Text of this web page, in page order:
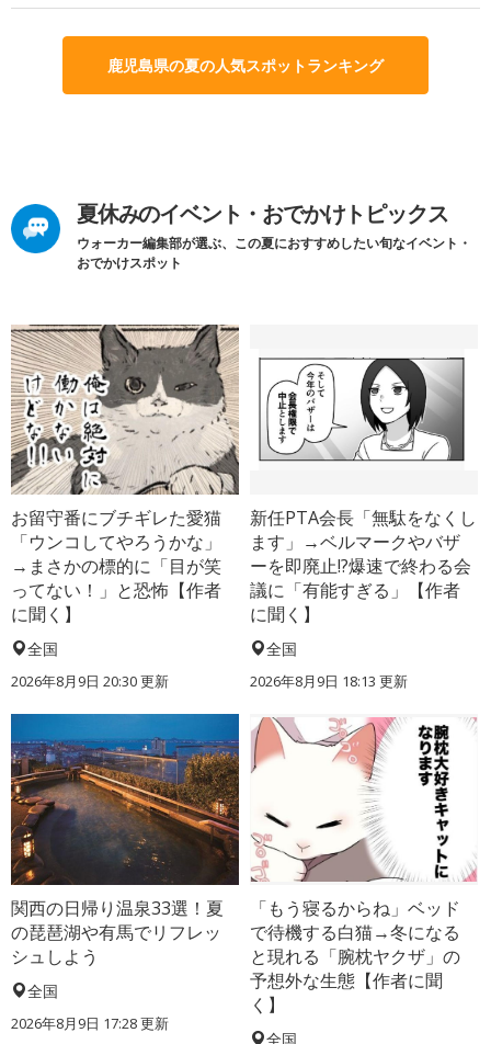
鹿児島県の夏の人気スポットランキング
夏休みのイベント・おでかけトピックス
ウォーカー編集部が選ぶ、この夏におすすめしたい旬なイベント・
おでかけスポット
お留守番にブチギレた愛猫
「ウンコしてやろうかな」
→まさかの標的に「目が笑
ってない！」と恐怖【作者
に聞く】
全国
2026年8月9日 20:30更新
新任PTA会長「無駄をなくし
ます」→ベルマークやバザ
ーを即廃止!?爆速で終わる会
議に「有能すぎる」【作者
に聞く】
全国
2026年8月9日 18:13 更新
関西の日帰り温泉33選！夏
の琵琶湖や有馬でリフレッ
シュしよう
全国
2026年8月9日 17:28更新
「もう寝るからね」ベッド
で待機する白猫→冬になる
と現れる「腕枕ヤクザ」の
予想外な生態【作者に聞
く】
全国